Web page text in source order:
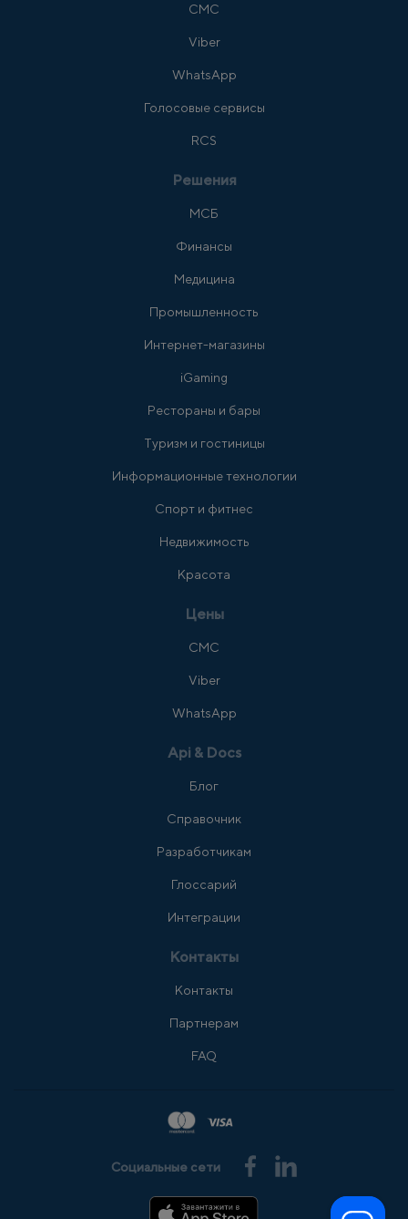
СМС
Viber
WhatsApp
Голосовые сервисы
RCS
Решения
МСБ
Финансы
Медицина
Промышленность
Интернет-магазины
iGaming
Рестораны и бары
Туризм и гостиницы
Информационные технологии
Спорт и фитнес
Недвижимость
Красота
Цены
СМС
Viber
WhatsApp
Api & Docs
Блог
Справочник
Разработчикам
Глоссарий
Интеграции
Контакты
Контакты
Партнерам
FAQ
Социальные сети